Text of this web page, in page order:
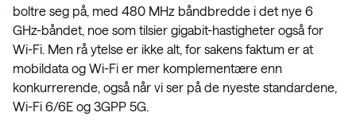
boltre seg på, med 480 MHz båndbredde i det nye 6
GHz-båndet, noe som tilsier gigabit-hastigheter også for
Wi-Fi. Men rå ytelse er ikke alt, for sakens faktum er at
mobildata og Wi-Fi er mer komplementære enn
konkurrerende, også når vi ser på de nyeste standardene,
Wi-Fi 6/6E og 3GPP 5G.